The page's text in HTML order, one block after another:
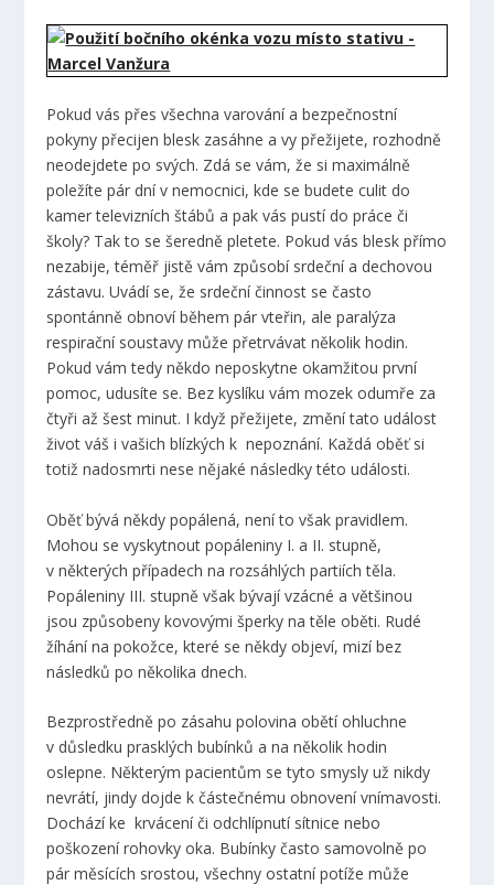
Pokud vás přes všechna varování a bezpečnostní
pokyny přecijen blesk zasáhne a vy přežijete, rozhodně
neodejdete po svých. Zdá se vám, že si maximálně
poležíte pár dní v nemocnici, kde se budete culit do
kamer televizních štábů a pak vás pustí do práce či
školy? Tak to se šeredně pletete. Pokud vás blesk přímo
nezabije, téměř jistě vám způsobí srdeční a dechovou
zástavu. Uvádí se, že srdeční činnost se často
spontánně obnoví během pár vteřin, ale paralýza
respirační soustavy může přetrvávat několik hodin.
Pokud vám tedy někdo neposkytne okamžitou první
pomoc, udusíte se. Bez kyslíku vám mozek odumře za
čtyři až šest minut. I když přežijete, změní tato událost
život váš i vašich blízkých k nepoznání. Každá oběť si
totiž nadosmrti nese nějaké následky této události.
Oběť bývá někdy popálená, není to však pravidlem.
Mohou se vyskytnout popáleniny I. a II. stupně,
v některých případech na rozsáhlých partiích těla.
Popáleniny III. stupně však bývají vzácné a většinou
jsou způsobeny kovovými šperky na těle oběti. Rudé
žíhání na pokožce, které se někdy objeví, mizí bez
následků po několika dnech.
Bezprostředně po zásahu polovina obětí ohluchne
v důsledku prasklých bubínků a na několik hodin
oslepne. Některým pacientům se tyto smysly už nikdy
nevrátí, jindy dojde k částečnému obnovení vnímavosti.
Dochází ke krvácení či odchlípnutí sítnice nebo
poškození rohovky oka. Bubínky často samovolně po
pár měsících srostou, všechny ostatní potíže může